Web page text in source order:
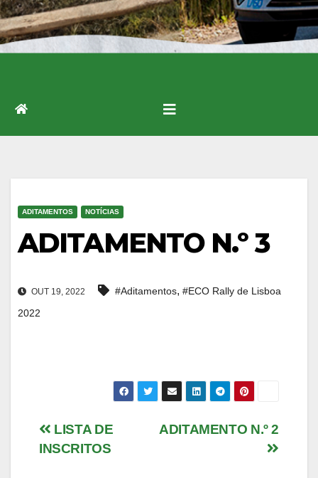
ADITAMENTOS NOTÍCIAS
ADITAMENTO N.º 3
OUT 19, 2022 #Aditamentos, #ECO Rally de Lisboa
2022
Navegação
ADITAMENTO N.º 2
LISTA DE
INSCRITOS